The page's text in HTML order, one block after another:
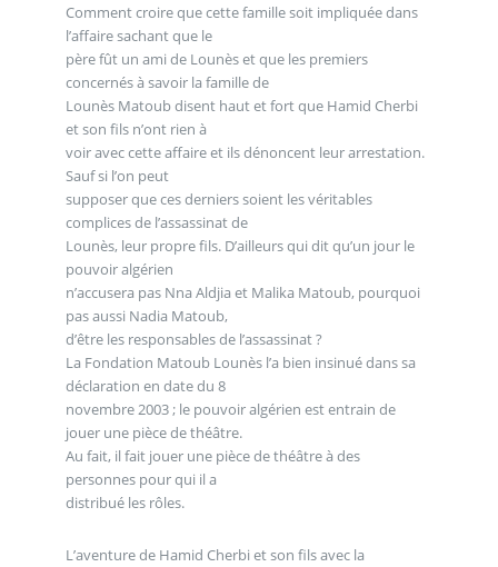
Comment croire que cette famille soit impliquée dans
l’affaire sachant que le
père fût un ami de Lounès et que les premiers
concernés à savoir la famille de
Lounès Matoub disent haut et fort que Hamid Cherbi
et son fils n’ont rien à
voir avec cette affaire et ils dénoncent leur arrestation.
Sauf si l’on peut
supposer que ces derniers soient les véritables
complices de l’assassinat de
Lounès, leur propre fils. D’ailleurs qui dit qu’un jour le
pouvoir algérien
n’accusera pas Nna Aldjia et Malika Matoub, pourquoi
pas aussi Nadia Matoub,
d’être les responsables de l’assassinat ?
La Fondation Matoub Lounès l’a bien insinué dans sa
déclaration en date du 8
novembre 2003 ; le pouvoir algérien est entrain de
jouer une pièce de théâtre.
Au fait, il fait jouer une pièce de théâtre à des
personnes pour qui il a
distribué les rôles.
L’aventure de Hamid Cherbi et son fils avec la